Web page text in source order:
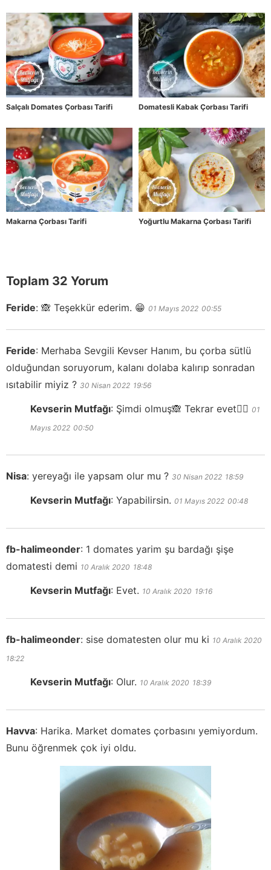
Salçalı Domates Çorbası Tarifi Domatesli Kabak Çorbası Tarifi
Makarna Çorbası Tarifi Yoğurtlu Makarna Çorbası Tarifi
Toplam 32 Yorum
Feride: 🙈 Teşekkür ederim. 😁 01 Mayıs 2022 00:55
Feride: Merhaba Sevgili Kevser Hanım, bu çorba sütlü
olduğundan soruyorum, kalanı dolaba kalırıp sonradan
ısıtabilir miyiz ? 30 Nisan 2022 19:56
Kevserin Mutfağı: Şimdi olmuş🙈 Tekrar evet👍🏻 01
Mayıs 2022 00:50
Nisa: yereyağı ile yapsam olur mu ? 30 Nisan 2022 18:59
Kevserin Mutfağı: Yapabilirsin. 01 Mayıs 2022 00:48
fb-halimeonder: 1 domates yarim şu bardağı şişe
domatesti demi 10 Aralık 2020 18:48
Kevserin Mutfağı: Evet. 10 Aralık 2020 19:16
fb-halimeonder: sise domatesten olur mu ki 10 Aralık 2020
18:22
Kevserin Mutfağı: Olur. 10 Aralık 2020 18:39
Havva: Harika. Market domates çorbasını yemiyordum.
Bunu öğrenmek çok iyi oldu.